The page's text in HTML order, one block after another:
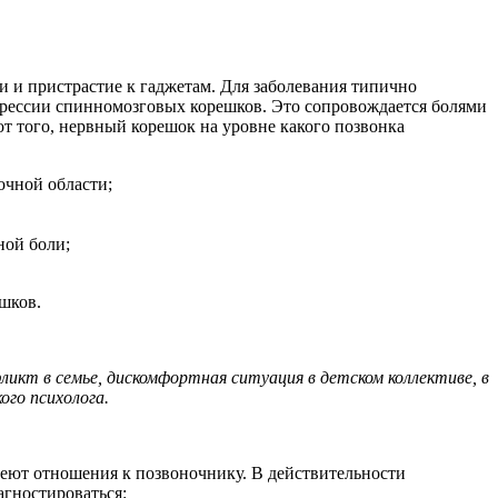
пристрастие к гаджетам. Для заболевания типично
спинномозговых корешков. Это сопровождается болями
того, нервный корешок на уровне какого позвонка
области;
боли;
в семье, дискомфортная ситуация в детском коллективе, в
психолога.
отношения к позвоночнику. В действительности